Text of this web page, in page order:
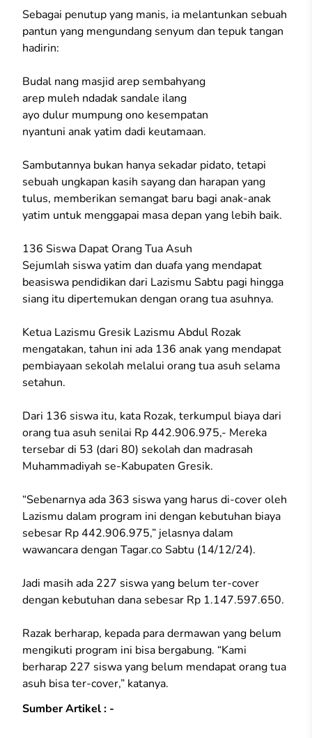
Sebagai penutup yang manis, ia melantunkan sebuah
pantun yang mengundang senyum dan tepuk tangan
hadirin:
Budal nang masjid arep sembahyang
arep muleh ndadak sandale ilang
ayo dulur mumpung ono kesempatan
nyantuni anak yatim dadi keutamaan.
Sambutannya bukan hanya sekadar pidato, tetapi
sebuah ungkapan kasih sayang dan harapan yang
tulus, memberikan semangat baru bagi anak-anak
yatim untuk menggapai masa depan yang lebih baik.
136 Siswa Dapat Orang Tua Asuh
Sejumlah siswa yatim dan duafa yang mendapat
beasiswa pendidikan dari Lazismu Sabtu pagi hingga
siang itu dipertemukan dengan orang tua asuhnya.
Ketua Lazismu Gresik Lazismu Abdul Rozak
mengatakan, tahun ini ada 136 anak yang mendapat
pembiayaan sekolah melalui orang tua asuh selama
setahun.
Dari 136 siswa itu, kata Rozak, terkumpul biaya dari
orang tua asuh senilai Rp 442.906.975,- Mereka
tersebar di 53 (dari 80) sekolah dan madrasah
Muhammadiyah se-Kabupaten Gresik.
“Sebenarnya ada 363 siswa yang harus di-cover oleh
Lazismu dalam program ini dengan kebutuhan biaya
sebesar Rp 442.906.975,” jelasnya dalam
wawancara dengan Tagar.co Sabtu (14/12/24).
Jadi masih ada 227 siswa yang belum ter-cover
dengan kebutuhan dana sebesar Rp 1.147.597.650.
Razak berharap, kepada para dermawan yang belum
mengikuti program ini bisa bergabung. “Kami
berharap 227 siswa yang belum mendapat orang tua
asuh bisa ter-cover,” katanya.
Sumber Artikel : -